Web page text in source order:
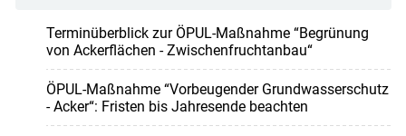
Terminüberblick zur ÖPUL-Maßnahme “Begrünung
von Ackerflächen - Zwischenfruchtanbau“
ÖPUL-Maßnahme “Vorbeugender Grundwasserschutz
- Acker“: Fristen bis Jahresende beachten